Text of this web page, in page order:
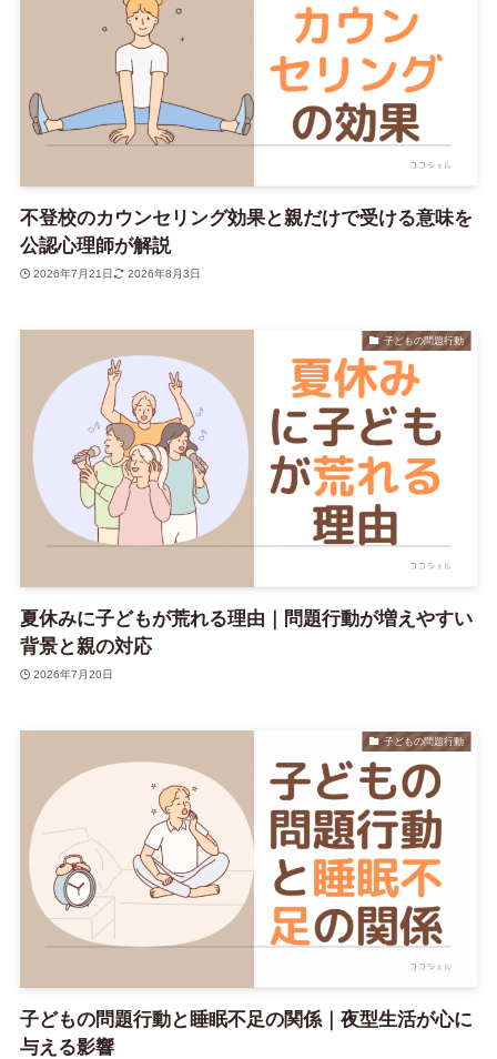
不登校のカウンセリング効果と親だけで受ける意味を
公認心理師が解説
2026年7月21日 2026年8月3日
子どもの問題行動
夏休みに子どもが荒れる理由｜問題行動が増えやすい
背景と親の対応
2026年7月20日
子どもの問題行動
子どもの問題行動と睡眠不足の関係｜夜型生活が心に
与える影響